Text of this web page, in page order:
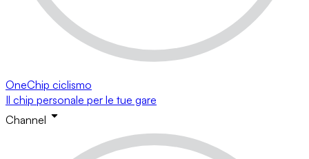
OneChip ciclismo
Il chip personale per le tue gare
Channel